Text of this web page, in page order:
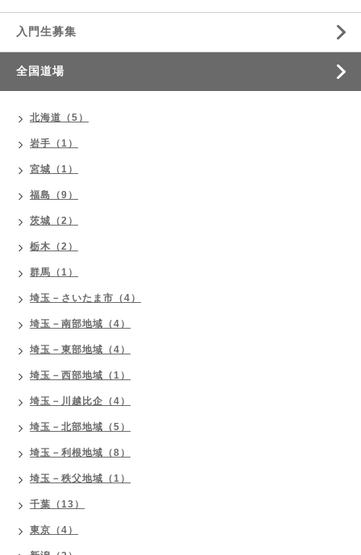
入門生募集
全国道場
北海道（5）
岩手（1）
宮城（1）
福島（9）
茨城（2）
栃木（2）
群馬（1）
埼玉－さいたま市（4）
埼玉－南部地域（4）
埼玉－東部地域（4）
埼玉－西部地域（1）
埼玉－川越比企（4）
埼玉－北部地域（5）
埼玉－利根地域（8）
埼玉－秩父地域（1）
千葉（13）
東京（4）